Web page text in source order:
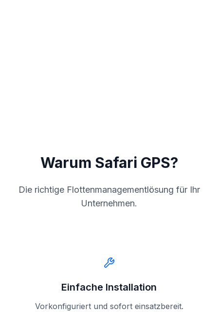
Warum Safari GPS?
Die richtige Flottenmanagementlösung für Ihr
Unternehmen.
Einfache Installation
Vorkonfiguriert und sofort einsatzbereit.